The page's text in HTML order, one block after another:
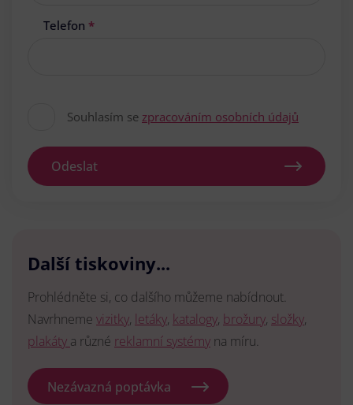
Telefon *
Souhlasím se zpracováním osobních údajů
Odeslat
Další tiskoviny...
Prohlédněte si, co dalšího můžeme nabídnout.
Navrhneme vizitky, letáky, katalogy, brožury, složky,
plakáty a různé reklamní systémy na míru.
Nezávazná poptávka